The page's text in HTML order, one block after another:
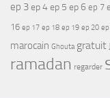
ep 3ep 4ep 5 ep 6 ep 7
16 ep 17 ep 18 ep 19 ep 20 ep
marocain Ghouta gratuit
ramadan regarder